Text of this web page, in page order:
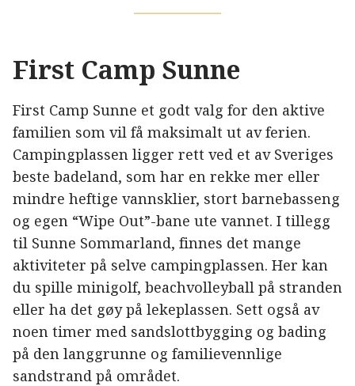
First Camp Sunne
First Camp Sunne et godt valg for den aktive
familien som vil få maksimalt ut av ferien.
Campingplassen ligger rett ved et av Sveriges
beste badeland, som har en rekke mer eller
mindre heftige vannsklier, stort barnebasseng
og egen “Wipe Out”-bane ute vannet. I tillegg
til Sunne Sommarland, finnes det mange
aktiviteter på selve campingplassen. Her kan
du spille minigolf, beachvolleyball på stranden
eller ha det gøy på lekeplassen. Sett også av
noen timer med sandslottbygging og bading
på den langgrunne og familievennlige
sandstrand på området.